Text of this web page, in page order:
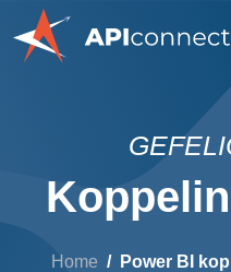
Home Power BI